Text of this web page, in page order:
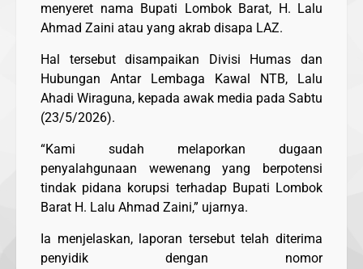
menyeret nama Bupati Lombok Barat, H. Lalu
Ahmad Zaini atau yang akrab disapa LAZ.
Hal tersebut disampaikan Divisi Humas dan
Hubungan Antar Lembaga Kawal NTB, Lalu
Ahadi Wiraguna, kepada awak media pada Sabtu
(23/5/2026).
“Kami sudah melaporkan dugaan
penyalahgunaan wewenang yang berpotensi
tindak pidana korupsi terhadap Bupati Lombok
Barat H. Lalu Ahmad Zaini,” ujarnya.
Ia menjelaskan, laporan tersebut telah diterima
penyidik dengan nomor